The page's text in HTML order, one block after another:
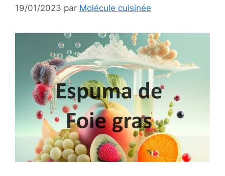
19/01/2023 par Molécule cuisinée